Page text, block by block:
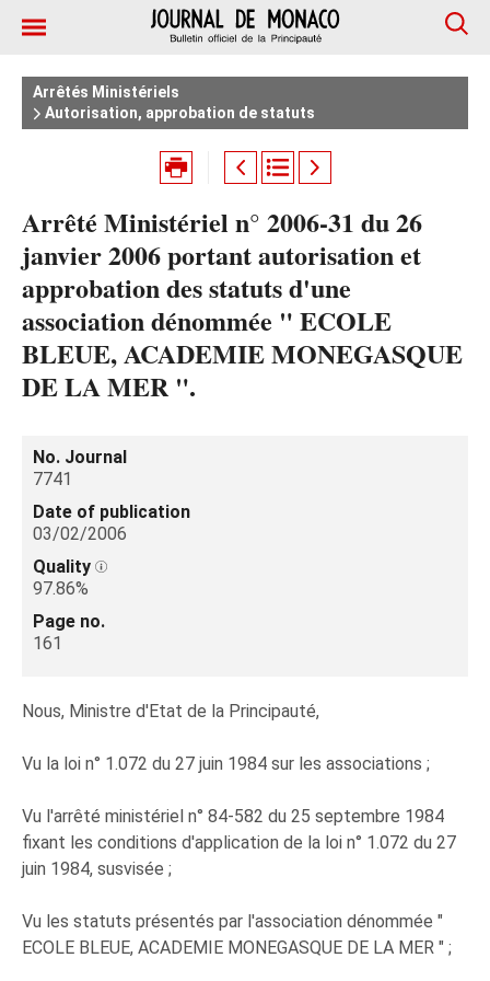
Arrêtés Ministériels
Autorisation, approbation de statuts
Arrêté Ministériel n° 2006-31 du 26
janvier 2006 portant autorisation et
approbation des statuts d'une
association dénommée " ECOLE
BLEUE, ACADEMIE MONEGASQUE
DE LA MER ".
No. Journal
7741
Date of publication
03/02/2006
Quality
97.86%
Page no.
161
Nous, Ministre d'Etat de la Principauté,
Vu la loi n° 1.072 du 27 juin 1984 sur les associations ;
Vu l'arrêté ministériel n° 84-582 du 25 septembre 1984
fixant les conditions d'application de la loi n° 1.072 du 27
juin 1984, susvisée ;
Vu les statuts présentés par l'association dénommée "
ECOLE BLEUE, ACADEMIE MONEGASQUE DE LA MER " ;